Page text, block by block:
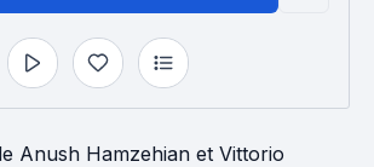
Anush Hamzehian et Vittorio